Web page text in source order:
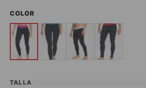
COLOR
TALLA